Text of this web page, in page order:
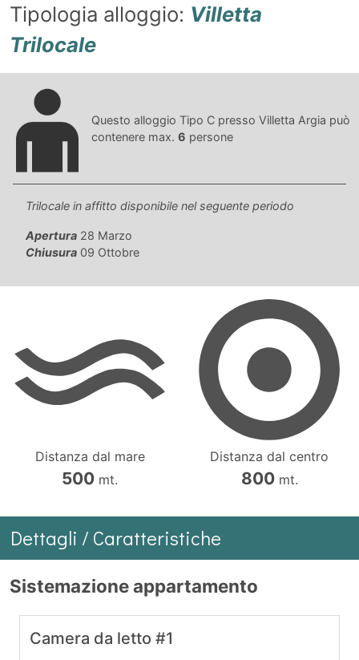
Tipologia alloggio: Villetta
Trilocale
Questo alloggio Tipo C presso Villetta Argia può
contenere max. 6 persone
Trilocale in affitto disponibile nel seguente periodo
Apertura 28 Marzo
Chiusura 09 Ottobre
Distanza dal mare
500 mt.
Distanza dal centro
800mt.
Dettagli / Caratteristiche
Sistemazione appartamento
Camera da letto #1